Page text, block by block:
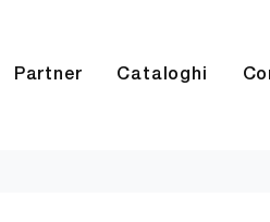
Partner Cataloghi